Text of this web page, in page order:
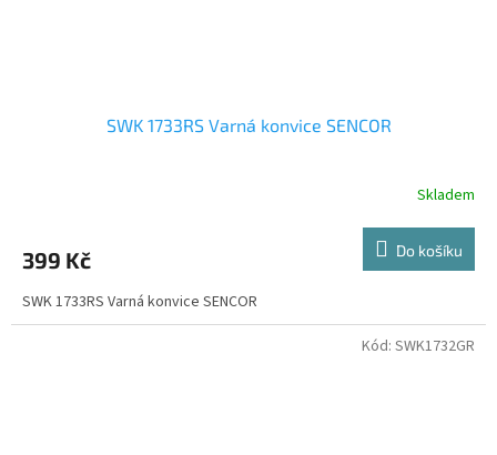
SWK 1733RS Varná konvice SENCOR
Skladem
399 Kč Do košíku
SWK 1733RS Varná konvice SENCOR
Kód: SWK1732GR